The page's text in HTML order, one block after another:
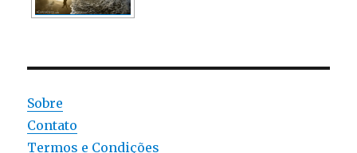
Sobre
Contato
Termos e Condições